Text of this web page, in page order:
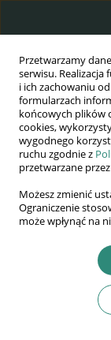
Przetwarzamy
serwisu.
i ich zachowaniu
formularzach
końcowych plików
cookies,
wygodnego
ruchu zgodnie z
przetwarzane
Możesz zmienić
Ograniczenie
może wpłynąć na
AWSGE
Akademia
WSGE
im. Alcide De
Ocena